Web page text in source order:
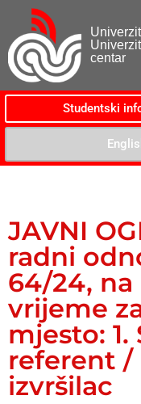
centar
Studentski
JAVNI
radni
64/24,
vrijeme
mjesto:
referent /
izvršilac